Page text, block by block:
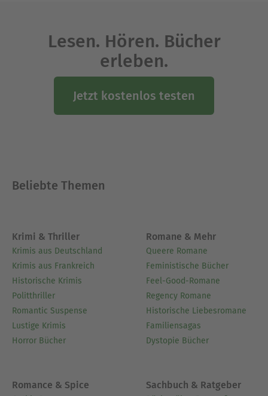
Lesen. Hören. Bücher
erleben.
Jetzt kostenlos testen
Beliebte Themen
Krimi & Thriller
Krimis aus Deutschland
Krimis aus Frankreich
Historische Krimis
Politthriller
Romantic Suspense
Lustige Krimis
Horror Bücher
Romane & Mehr
Queere Romane
Feministische Bücher
Feel-Good-Romane
Regency Romane
Historische Liebesromane
Familiensagas
Dystopie Bücher
Romance & Spice Sachbuch & Ratgeber